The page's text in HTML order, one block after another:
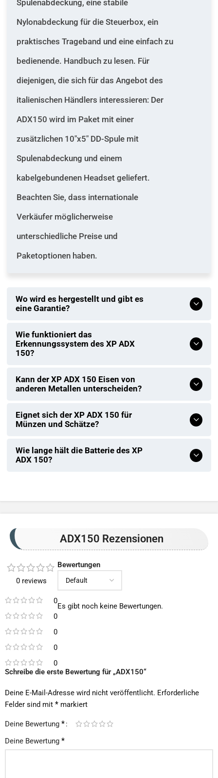
Spulenabdeckung, eine stabile
Nylonabdeckung für die Steuerbox, ein
praktisches Trageband und eine einfach zu
bedienende. Handbuch zu lesen. Für
diejenigen, die sich für das Angebot des
italienischen Händlers interessieren: Der
ADX150 wird im Paket mit einer
zusätzlichen 10"x5" DD-Spule mit
Spulenabdeckung und einem
kabelgebundenen Headset geliefert.
Beachten Sie, dass internationale
Verkäufer möglicherweise
unterschiedliche Preise und
Paketoptionen haben.
Wo wird es hergestellt und gibt es
eine Garantie?
Wie funktioniert das
Erkennungssystem des XP ADX
150?
Kann der XP ADX 150 Eisen von
anderen Metallen unterscheiden?
Eignet sich der XP ADX 150 für
Münzen und Schätze?
Wie lange hält die Batterie des XP
ADX 150?
ADX150 Rezensionen
0 reviews
0
0
0
0
0
Bewertungen
Es gibt noch keine Bewertungen.
Schreibe die erste Bewertung für „ADX150“
Deine E-Mail-Adresse wird nicht veröffentlicht. Erforderliche
Felder sind mit * markiert
Deine Bewertung *
Deine Bewertung *